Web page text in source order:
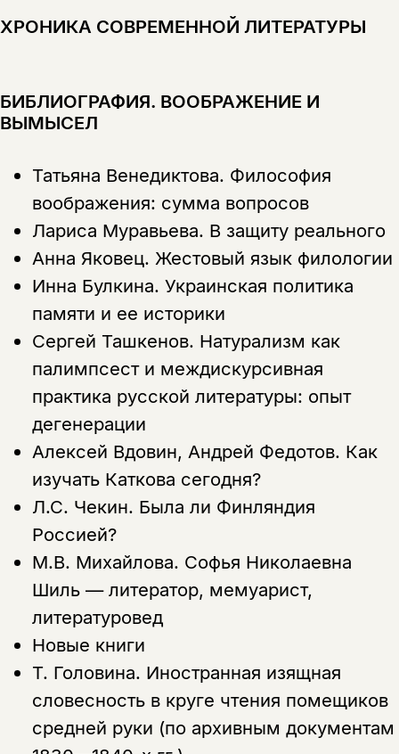
ХРОНИКА СОВРЕМЕННОЙ ЛИТЕРАТУРЫ
БИБЛИОГРАФИЯ. ВООБРАЖЕНИЕ И
ВЫМЫСЕЛ
Татьяна Венедиктова. Философия
воображения: сумма вопросов
Лариса Муравьева. В защиту реального
Анна Яковец. Жестовый язык филологии
Инна Булкина. Украинская политика
памяти и ее историки
Сергей Ташкенов. Натурализм как
палимпсест и междискурсивная
практика русской литературы: опыт
дегенерации
Алексей Вдовин, Андрей Федотов. Как
изучать Каткова сегодня?
Л.С. Чекин. Была ли Финляндия
Россией?
М.В. Михайлова. Софья Николаевна
Шиль — литератор, мемуарист,
литературовед
Новые книги
Т. Головина. Иностранная изящная
словесность в круге чтения помещиков
средней руки (по архивным документам